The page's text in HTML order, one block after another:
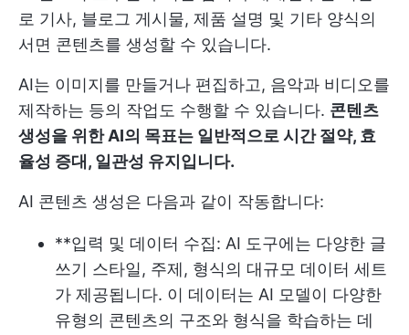
로 기사, 블로그 게시물, 제품 설명 및 기타 양식의
서면 콘텐츠를 생성할 수 있습니다.
AI는 이미지를 만들거나 편집하고, 음악과 비디오를
제작하는 등의 작업도 수행할 수 있습니다. 콘텐츠
생성을 위한 AI의 목표는 일반적으로 시간 절약, 효
율성 증대, 일관성 유지입니다.
AI 콘텐츠 생성은 다음과 같이 작동합니다:
**입력 및 데이터 수집: AI 도구에는 다양한 글
쓰기 스타일, 주제, 형식의 대규모 데이터 세트
가 제공됩니다. 이 데이터는 AI 모델이 다양한
유형의 콘텐츠의 구조와 형식을 학습하는 데